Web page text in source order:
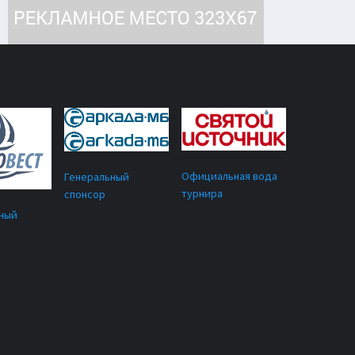
Генеральный
спонсор
Официальная вода
турнира